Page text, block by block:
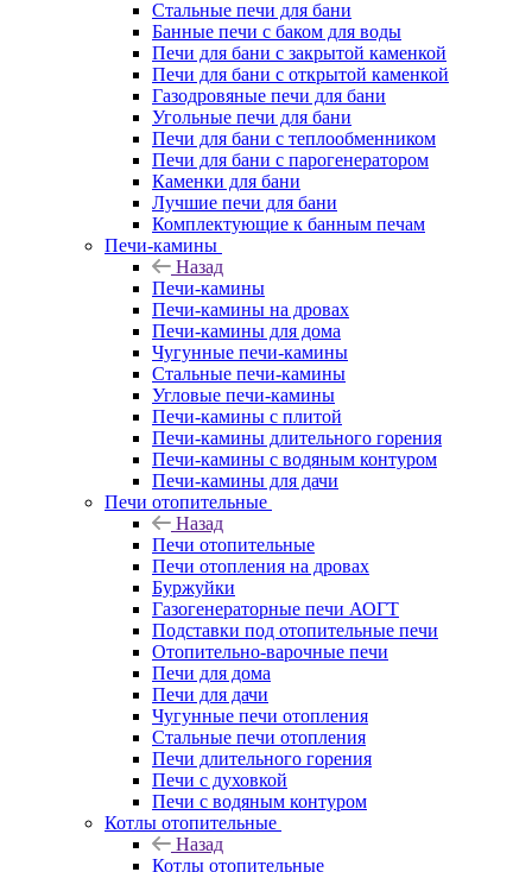
Стальные печи для бани
Банные печи с баком для воды
Печи для бани с закрытой каменкой
Печи для бани с открытой каменкой
Газодровяные печи для бани
Угольные печи для бани
Печи для бани с теплообменником
Печи для бани с парогенератором
Каменки для бани
Лучшие печи для бани
Комплектующие к банным печам
Печи-камины
Назад
Печи-камины
Печи-камины на дровах
Печи-камины для дома
Чугунные печи-камины
Стальные печи-камины
Угловые печи-камины
Печи-камины с плитой
Печи-камины длительного горения
Печи-камины с водяным контуром
Печи-камины для дачи
Печи отопительные
Назад
Печи отопительные
Печи отопления на дровах
Буржуйки
Газогенераторные печи АОГТ
Подставки под отопительные печи
Отопительно-варочные печи
Печи для дома
Печи для дачи
Чугунные печи отопления
Стальные печи отопления
Печи длительного горения
Печи с духовкой
Печи с водяным контуром
Котлы отопительные
Назад
Котлы отопительные